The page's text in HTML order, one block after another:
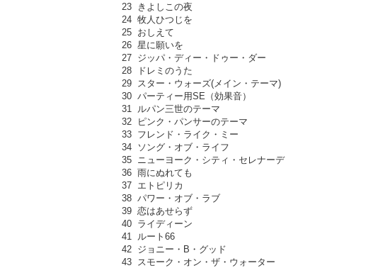
23 きよしこの夜
24 牧人ひつじを
25 おしえて
26 星に願いを
27 ジッパ・ディー・ドゥー・ダー
28 ドレミのうた
29 スター・ウォーズ(メイン・テーマ)
30 パーティー用SE（効果音）
31 ルパン三世のテーマ
32 ピンク・パンサーのテーマ
33 フレンド・ライク・ミー
34 ソング・オブ・ライフ
35 ニューヨーク・シティ・セレナーデ
36 雨にぬれても
37 エトピリカ
38 パワー・オブ・ラブ
39 恋はあせらず
40 ライディーン
41 ルート66
42 ジョニー・B・グッド
43 スモーク・オン・ザ・ウォーター